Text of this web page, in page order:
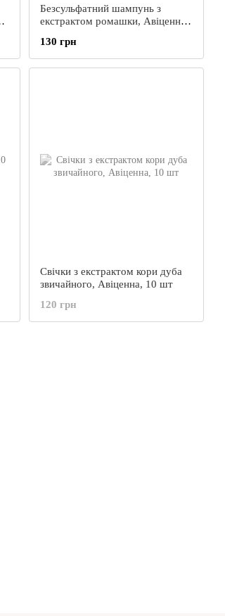
Безсульфатний шампунь з
екстрактом ромашки, Авіценна,
130 грн
Свічки з екстрактом кори дуба
звичайного, Авіценна, 10 шт
120 грн